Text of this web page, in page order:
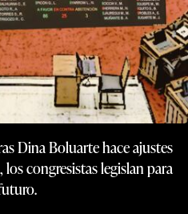
Dina Boluarte hace ajustes
congresistas legislan para